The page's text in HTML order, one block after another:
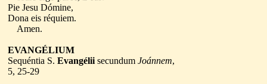
Pie Jesu Dómine,
Dona eis réquiem.
Amen.
EVANGÉLIUM
Sequéntia S. Evangélii secundum Joánnem,
5, 25-29